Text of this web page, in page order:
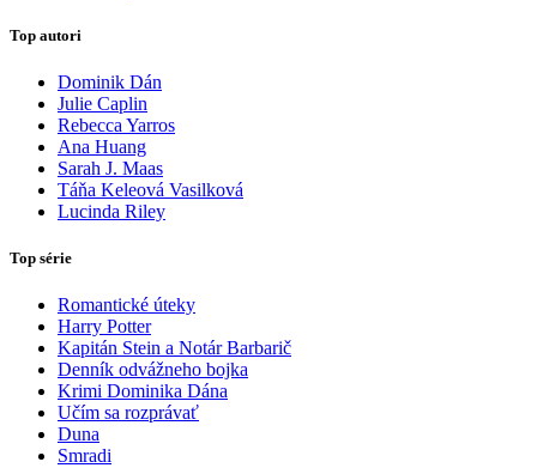
Top autori
Dominik Dán
Julie Caplin
Rebecca Yarros
Ana Huang
Sarah J. Maas
Táňa Keleová Vasilková
Lucinda Riley
Top série
Romantické úteky
Harry Potter
Kapitán Stein a Notár Barbarič
Denník odvážneho bojka
Krimi Dominika Dána
Učím sa rozprávať
Duna
Smradi